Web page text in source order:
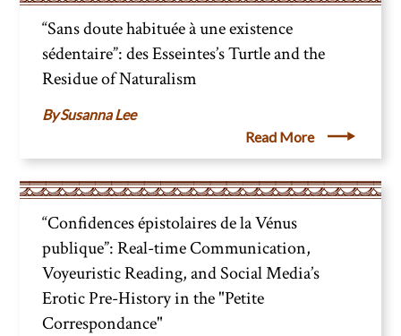
“Sans doute habituée à une existence
sédentaire”: des Esseintes’s Turtle and the
Residue of Naturalism
Susanna Lee
Read More
“Confidences épistolaires de la Vénus
publique”: Real-time Communication,
Voyeuristic Reading, and Social Media’s
Erotic Pre-History in the "Petite
Correspondance"